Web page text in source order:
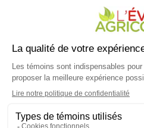
par année par le Groupe JCL, il
enjeux reliés à l'agriculture.
COORDONNÉES
mlemay@groupejcl.ca
450 472-3440, poste 250